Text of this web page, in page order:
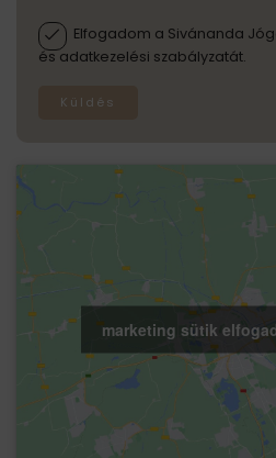
Elfogadom a Sivánanda
és adatkezelési szabályzatát.
Küldés
marketing sütik